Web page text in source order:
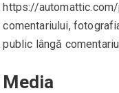
https://
comentariului,
public lângă
Media